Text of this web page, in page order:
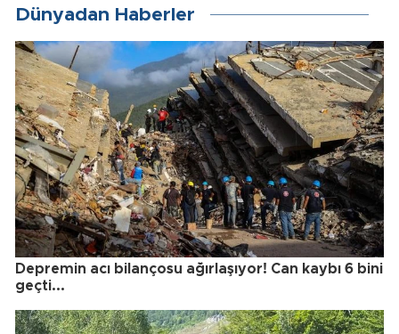
Dünyadan Haberler
Depremin acı bilançosu ağırlaşıyor! Can kaybı 6 bini
geçti...